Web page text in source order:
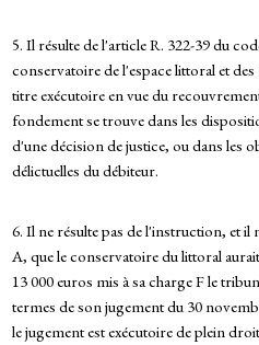
5. Il résulte de l'article R. 322-39 du
conservatoire de l'espace littoral et
titre exécutoire en vue du
fondement se trouve dans les
d'une décision de justice, ou dans les
délictuelles du débiteur.
6. Il ne résulte pas de l'instruction, et il
A, que le conservatoire du littoral
13 000 euros mis à sa charge F le
termes de son jugement du 30
le jugement est exécutoire de plein